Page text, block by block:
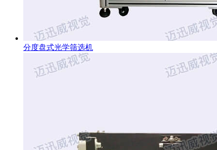
分度盘式光学筛选机